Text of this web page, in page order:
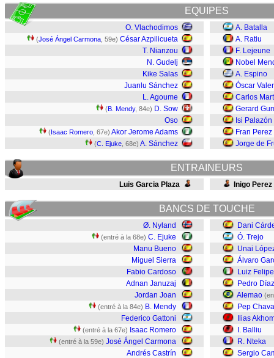
EQUIPES
O. Vlachodimos
(José Ángel Carmona , 59e) César Azpilicueta
T. Nianzou
N. Gudelj
Kike Salas
Juanlu Sánchez
L. Agoume
(B. Mendy, 84e) D. Sow
Oso
(Isaac Romero , 67e) Akor Jerome Adams
(C. Ejuke , 68e) A. Sánchez
A. Batalla
A. Ratiu
F. Lejeune
Nobel
A. Espino
Óscar
Carlos
Gerard
Isi Palazón
Fran Perez
Jorge de
ENTRAINEURS
Luis Garcia Plaza Inigo Perez
BANCS DE TOUCHE
Ø. Nyland
(entré à la 68e) C. Ejuke
Manu Bueno
Miguel Sierra
Fabio Cardoso
Adnan Januzaj
Jordan Joan
(entré à la 84e) B. Mendy
Federico Gattoni
(entré à la 67e) Isaac Romero
(entré à la 59e) José Ángel Carmona
Andrés Castrín
Dani
Ó. Trejo
Unai
Álvaro
Luiz Felipe
Pedro Díaz
Alemao
Pep
Ilias
I. Balliu
R. Nteka
Sergio